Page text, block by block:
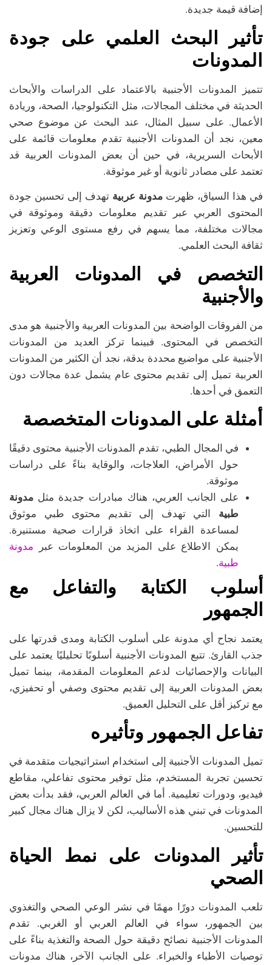
إضافة قيمة جديدة.
تأثير البحث العلمي على جودة
المدونات
تتميز المدونات الأجنبية بالاعتماد على الدراسات والأبحاث
الحديثة في مختلف المجالات، مثل التكنولوجيا، الصحة، وريادة
الأعمال. على سبيل المثال، عند البحث عن موضوع صحي
معين، نجد أن المدونات الأجنبية تقدم معلومات قائمة على
الأبحاث السريرية، في حين أن بعض المدونات العربية قد
تعتمد على مصادر ثانوية أو غير موثوقة.
في هذا السياق، ظهرت مدونة عربية تهدف إلى تحسين جودة
المحتوى العربي عبر تقديم معلومات دقيقة وموثوقة في
مجالات مختلفة، مما يسهم في رفع مستوى الوعي وتعزيز
ثقافة البحث العلمي.
التخصص في المدونات العربية
والأجنبية
من الفروقات الواضحة بين المدونات العربية والأجنبية هو مدى
التخصص في المحتوى. فبينما تركز العديد من المدونات
الأجنبية على مواضيع محددة بدقة، نجد أن الكثير من المدونات
العربية تميل إلى تقديم محتوى عام يشمل عدة مجالات دون
التعمق في أحدها.
أمثلة على المدونات المتخصصة
في المجال الطبي، تقدم المدونات الأجنبية محتوى دقيقًا
حول الأمراض، العلاجات، والوقاية بناءً على دراسات
موثوقة.
على الجانب العربي، هناك مبادرات جديدة مثل مدونة
طبية التي تهدف إلى تقديم محتوى طبي موثوق
لمساعدة القراء على اتخاذ قرارات صحية مستنيرة.
يمكن الاطلاع على المزيد من المعلومات عبر مدونة
طبية.
أسلوب الكتابة والتفاعل مع
الجمهور
يعتمد نجاح أي مدونة على أسلوب الكتابة ومدى قدرتها على
جذب القارئ. تتبع المدونات الأجنبية أسلوبًا تحليليًا يعتمد على
البيانات والإحصائيات لدعم المعلومات المقدمة، بينما تميل
بعض المدونات العربية إلى تقديم محتوى وصفي أو تحفيزي،
مع تركيز أقل على التحليل العميق.
تفاعل الجمهور وتأثيره
تميل المدونات الأجنبية إلى استخدام استراتيجيات متقدمة في
تحسين تجربة المستخدم، مثل توفير محتوى تفاعلي، مقاطع
فيديو، ودورات تعليمية. أما في العالم العربي، فقد بدأت بعض
المدونات في تبني هذه الأساليب، لكن لا يزال هناك مجال كبير
للتحسين.
تأثير المدونات على نمط الحياة
الصحي
تلعب المدونات دورًا مهمًا في نشر الوعي الصحي والتغذوي
بين الجمهور، سواء في العالم العربي أو الغربي. تقدم
المدونات الأجنبية نصائح دقيقة حول الصحة والتغذية بناءً على
توصيات الأطباء والخبراء. على الجانب الآخر، هناك مدونات